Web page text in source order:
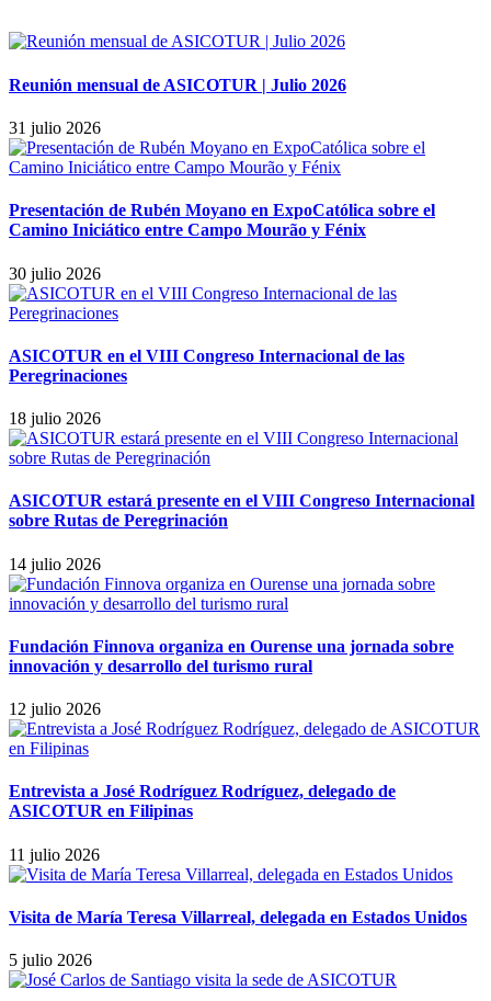
Reunión mensual de ASICOTUR | Julio 2026
31 julio 2026
Presentación de Rubén Moyano en ExpoCatólica sobre el
Camino Iniciático entre Campo Mourão y Fénix
30 julio 2026
ASICOTUR en el VIII Congreso Internacional de las
Peregrinaciones
18 julio 2026
ASICOTUR estará presente en el VIII Congreso Internacional
sobre Rutas de Peregrinación
14 julio 2026
Fundación Finnova organiza en Ourense una jornada sobre
innovación y desarrollo del turismo rural
12 julio 2026
Entrevista a José Rodríguez Rodríguez, delegado de
ASICOTUR en Filipinas
11 julio 2026
Visita de María Teresa Villarreal, delegada en Estados Unidos
5 julio 2026